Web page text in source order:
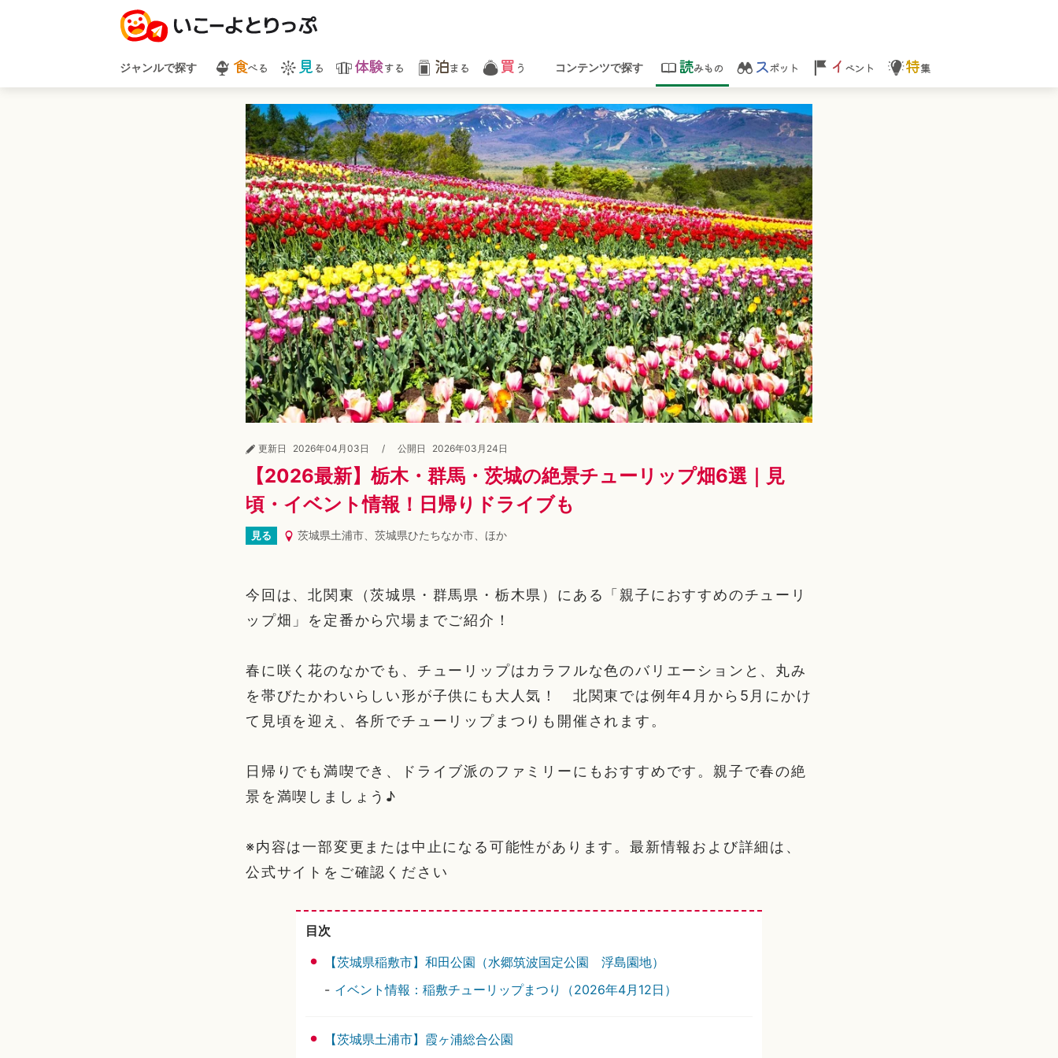
ジャンルで探す 食べる 見 る 体験する 泊まる 買 う コンテンツで探す 読みもの スポット イ ベント 特集
更新日 2026年04月03日 / 公開日 2026年03月24日
【2026最新】栃木・群馬・茨城の絶景チューリップ畑6選｜見
頃・イベント情報！日帰りドライブも
見る 茨城県土浦市、茨城県ひたちなか市、ほか
今回は、北関東（茨城県・群馬県・栃木県）にある「親子におすすめのチューリ
ップ畑」を定番から穴場までご紹介！
春に咲く花のなかでも、チューリップはカラフルな色のバリエーションと、丸み
を帯びたかわいらしい形が子供にも大人気！ 北関東では例年4月から5月にかけ
て見頃を迎え、各所でチューリップまつりも開催されます。
日帰りでも満喫でき、ドライブ派のファミリーにもおすすめです。親子で春の絶
景を満喫しましょう♪
※内容は一部変更または中止になる可能性があります。最新情報および詳細は、
公式サイトをご確認ください
目次
【茨城県稲敷市】和田公園（水郷筑波国定公園 浮島園地）
- イベント情報：稲敷チューリップまつり（2026年4月12日）
【茨城県土浦市】霞ヶ浦総合公園